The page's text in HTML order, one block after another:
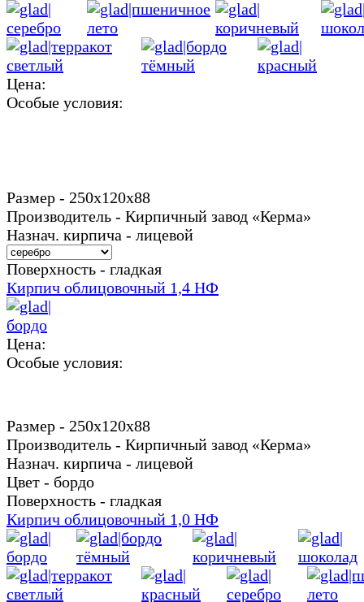
Цена:
Особые условия:
Размер - 250х120х88
Производитель - Кирпичный завод «Керма»
Назнач. кирпича - лицевой
Поверхность - гладкая
Кирпич облицовочный 1,4 НФ
Цена:
Особые условия:
Размер - 250х120х88
Производитель - Кирпичный завод «Керма»
Назнач. кирпича - лицевой
Цвет - бордо
Поверхность - гладкая
Кирпич облицовочный 1,0 НФ